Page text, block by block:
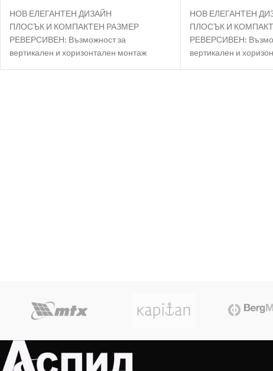
НОВ ЕЛЕГАНТЕН ДИЗАЙН
ПЛОСЪК И КОМПАКТЕН РАЗМЕР
РЕВЕРСИВЕН: Възможност за
вертикален и хоризонтален монтаж
НОВ ЕЛЕГАНТЕН
ПЛОСЪК И
РЕВЕРСИВЕН:
вертикален и